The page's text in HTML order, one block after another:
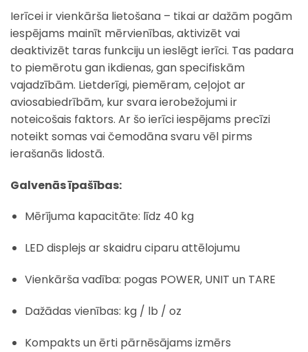
Ierīcei ir vienkārša lietošana – tikai ar dažām pogām
iespējams mainīt mērvienības, aktivizēt vai
deaktivizēt taras funkciju un ieslēgt ierīci. Tas padara
to piemērotu gan ikdienas, gan specifiskām
vajadzībām. Lietderīgi, piemēram, ceļojot ar
aviosabiedrībām, kur svara ierobežojumi ir
noteicošais faktors. Ar šo ierīci iespējams precīzi
noteikt somas vai čemodāna svaru vēl pirms
ierašanās lidostā.
Galvenās īpašības:
Mērījuma kapacitāte: līdz 40 kg
LED displejs ar skaidru ciparu attēlojumu
Vienkārša vadība: pogas POWER, UNIT un TARE
Dažādas vienības: kg / lb / oz
Kompakts un ērti pārnēsājams izmērs